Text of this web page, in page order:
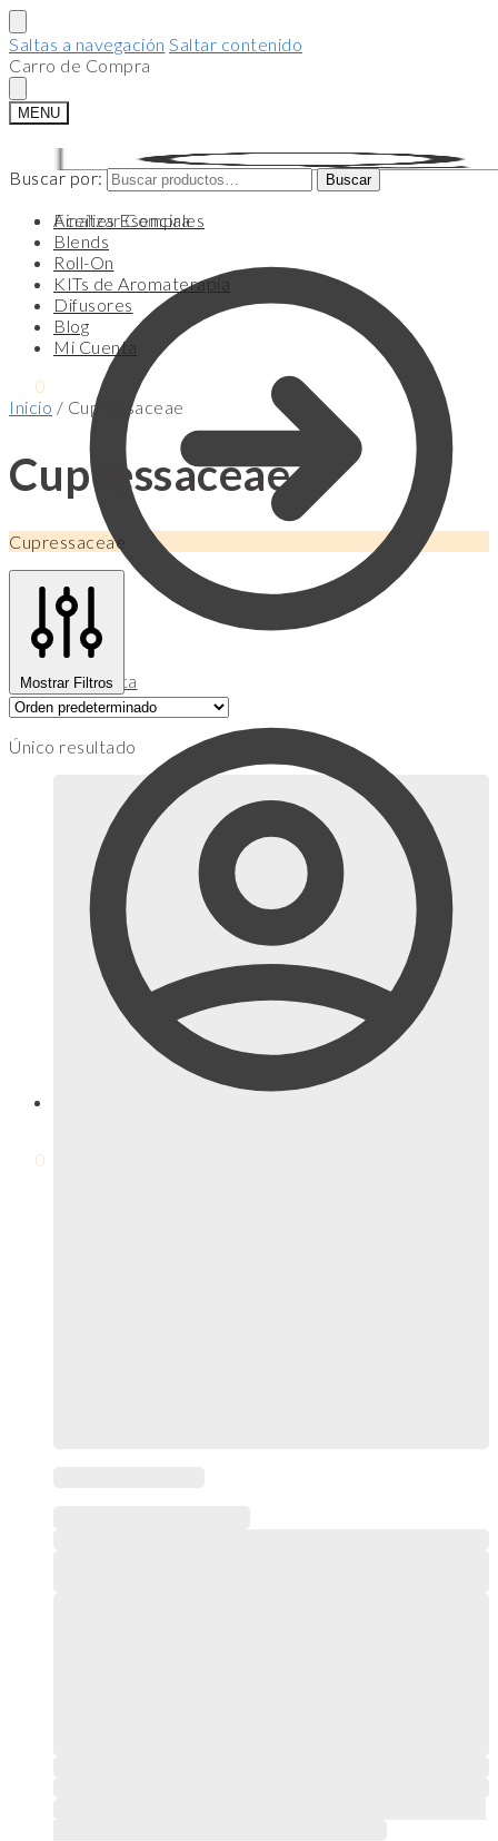
Saltas a navegación Saltar contenido
Carro de Compra
MENU
Buscar por: Buscar
Finalizar Compra
Mi Cuenta
0
Buscar por: Buscar
Aceites Esenciales
Blends
Roll-On
KITs de Aromaterapia
Difusores
Blog
Mi Cuenta
0
Inicio / Cupressaceae
Cupressaceae
Cupressaceae
Mostrar Filtros
Único resultado